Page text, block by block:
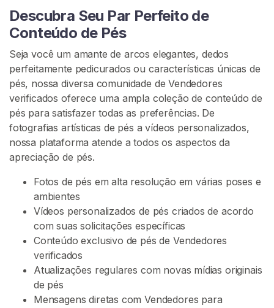
Descubra Seu Par Perfeito de
Conteúdo de Pés
Seja você um amante de arcos elegantes, dedos
perfeitamente pedicurados ou características únicas de
pés, nossa diversa comunidade de Vendedores
verificados oferece uma ampla coleção de conteúdo de
pés para satisfazer todas as preferências. De
fotografias artísticas de pés a vídeos personalizados,
nossa plataforma atende a todos os aspectos da
apreciação de pés.
Fotos de pés em alta resolução em várias poses e
ambientes
Vídeos personalizados de pés criados de acordo
com suas solicitações específicas
Conteúdo exclusivo de pés de Vendedores
verificados
Atualizações regulares com novas mídias originais
de pés
Mensagens diretas com Vendedores para
n
d
d
o
r
e
s
C
n
e
d
D
P